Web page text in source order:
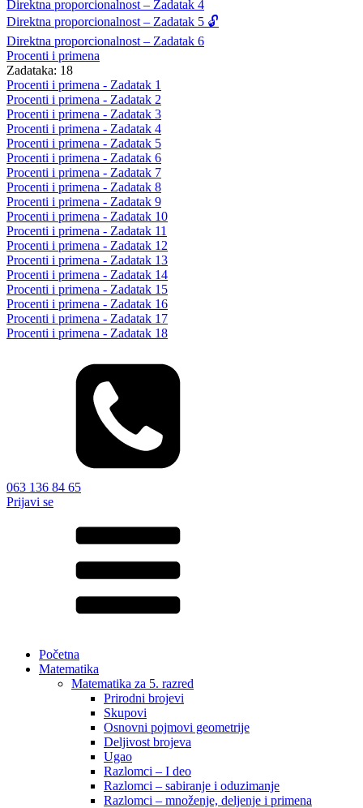
Direktna proporcionalnost – Zadatak 4
Direktna proporcionalnost – Zadatak 5 🔓
Direktna proporcionalnost – Zadatak 6
Procenti i primena
Zadataka: 18
Procenti i primena - Zadatak 1
Procenti i primena - Zadatak 2
Procenti i primena - Zadatak 3
Procenti i primena - Zadatak 4
Procenti i primena - Zadatak 5
Procenti i primena - Zadatak 6
Procenti i primena - Zadatak 7
Procenti i primena - Zadatak 8
Procenti i primena - Zadatak 9
Procenti i primena - Zadatak 10
Procenti i primena - Zadatak 11
Procenti i primena - Zadatak 12
Procenti i primena - Zadatak 13
Procenti i primena - Zadatak 14
Procenti i primena - Zadatak 15
Procenti i primena - Zadatak 16
Procenti i primena - Zadatak 17
Procenti i primena - Zadatak 18
063 136 84 65
Prijavi se
Početna
Matematika
Matematika za 5. razred
Prirodni brojevi
Skupovi
Osnovni pojmovi geometrije
Deljivost brojeva
Ugao
Razlomci – I deo
Razlomci – sabiranje i oduzimanje
Razlomci – množenje, deljenje i primena